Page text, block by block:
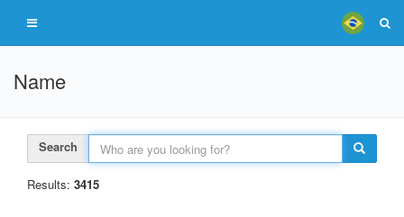
Name
Search
Results: 3415